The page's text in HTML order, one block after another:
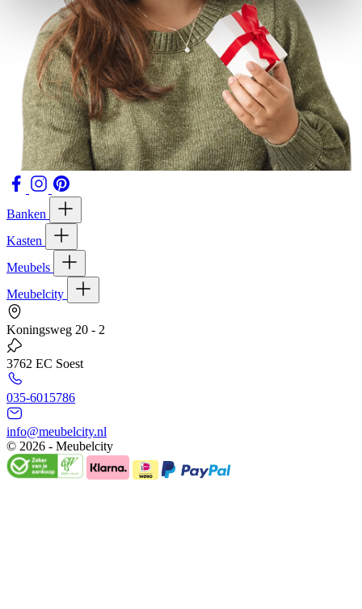
Banken
Kasten
Meubels
Meubelcity
Koningsweg 20 - 2
3762 EC Soest
035-6015786
info@meubelcity.nl
© 2026 - Meubelcity